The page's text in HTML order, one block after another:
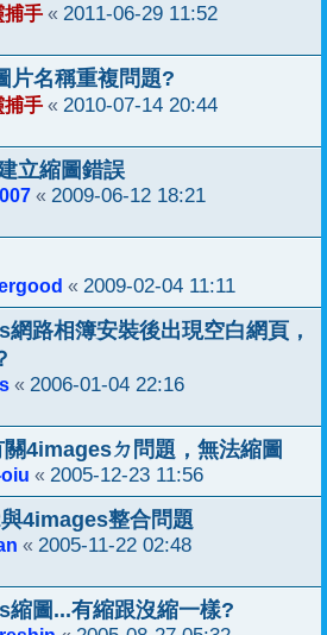
捕手 « 2011-06-29 11:52
片名稱重複問題?
捕手 « 2010-07-14 20:44
立縮圖錯誤
« 2009-06-12 18:21
« 2009-02-04 11:11
路相簿安裝後出現空白網頁，
« 2006-01-04 22:16
4imagesㄉ問題，無法縮圖
« 2005-12-23 11:56
4images整合問題
« 2005-11-22 02:48
圖...有縮跟沒縮一樣?